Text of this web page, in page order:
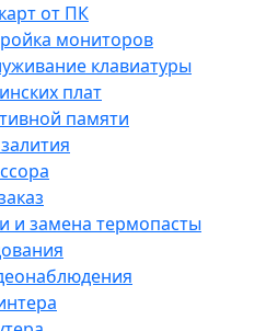
от ПК
мониторов
клавиатуры
плат
памяти
и замена термопасты